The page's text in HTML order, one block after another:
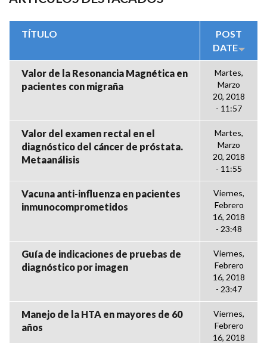
TÍTULO
POST
DATE
Valor de la Resonancia Magnética en
pacientes con migraña
Martes,
Marzo
20, 2018
- 11:57
Valor del examen rectal en el
diagnóstico del cáncer de próstata.
Metaanálisis
Martes,
Marzo
20, 2018
- 11:55
Vacuna anti-influenza en pacientes
inmunocomprometidos
Viernes,
Febrero
16, 2018
- 23:48
Guía de indicaciones de pruebas de
diagnóstico por imagen
Viernes,
Febrero
16, 2018
- 23:47
Manejo de la HTA en mayores de 60
años
Viernes,
Febrero
16, 2018